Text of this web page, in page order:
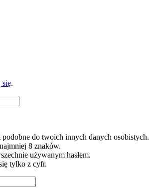
się.
podobne do twoich innych danych osobistych.
8 znaków.
używanym hasłem.
tylko z cyfr.